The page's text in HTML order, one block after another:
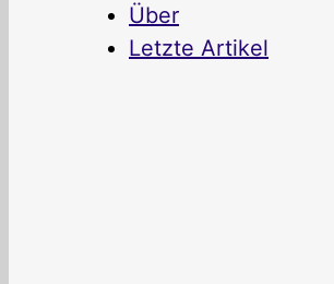
Über
Letzte Artikel